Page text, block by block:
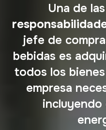
Una de las
jefe de
bebidas es
todos los
empresa
incluyendo